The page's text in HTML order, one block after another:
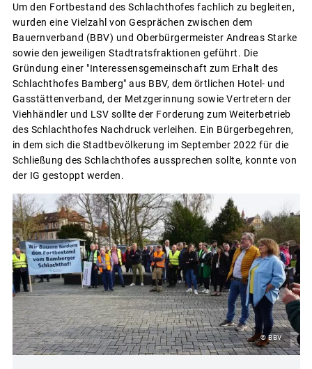
Um den Fortbestand des Schlachthofes fachlich zu begleiten,
wurden eine Vielzahl von Gesprächen zwischen dem
Bauernverband (BBV) und Oberbürgermeister Andreas Starke
sowie den jeweiligen Stadtratsfraktionen geführt. Die
Gründung einer "Interessensgemeinschaft zum Erhalt des
Schlachthofes Bamberg" aus BBV, dem örtlichen Hotel- und
Gasstättenverband, der Metzgerinnung sowie Vertretern der
Viehhändler und LSV sollte der Forderung zum Weiterbetrieb
des Schlachthofes Nachdruck verleihen. Ein Bürgerbegehren,
in dem sich die Stadtbevölkerung im September 2022 für die
Schließung des Schlachthofes aussprechen sollte, konnte von
der IG gestoppt werden.
© BBV